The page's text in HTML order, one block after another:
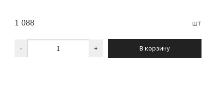
1 088 шт
- + В корзину